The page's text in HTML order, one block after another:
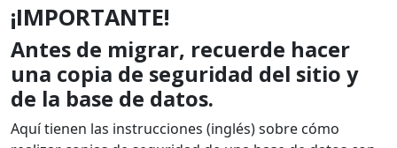
¡IMPORTANTE!
Antes de migrar, recuerde hacer
una copia de seguridad del sitio y
de la base de datos.
Aquí tienen las instrucciones (inglés) sobre cómo